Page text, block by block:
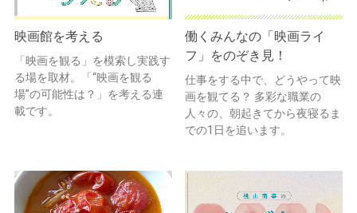
映画館を考える
「映画を観る」を模索し実践す
る場を取材。「“映画を観る
場”の可能性は？」を考える連
載です。
働くみんなの「映画ライ
フ」をのぞき見！
仕事をする中で、どうやって映
画を観てる？ 多彩な職業の
人々の、朝起きてから夜寝るま
での1日を追います。